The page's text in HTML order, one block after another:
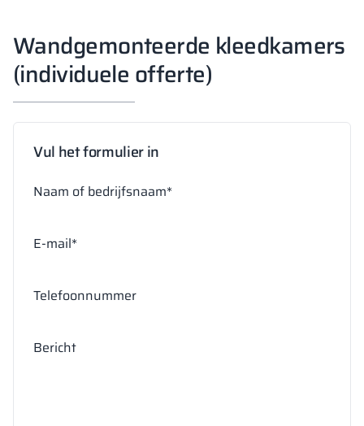
Wandgemonteerde kleedkamers
(individuele offerte)
Vul het formulier in
Naam of bedrijfsnaam*
E-mail*
Telefoonnummer
Bericht